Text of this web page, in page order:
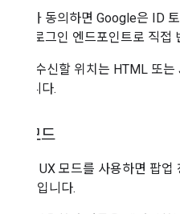
사용자가 동의하면 Google은 ID
팅하는 로그인 엔드포인트로 직접
JWT를 수신할 위치는 HTML 또
달라집니다.
팝업 모드
UX 모드를 사용하면 팝업
UX 모드입니다.